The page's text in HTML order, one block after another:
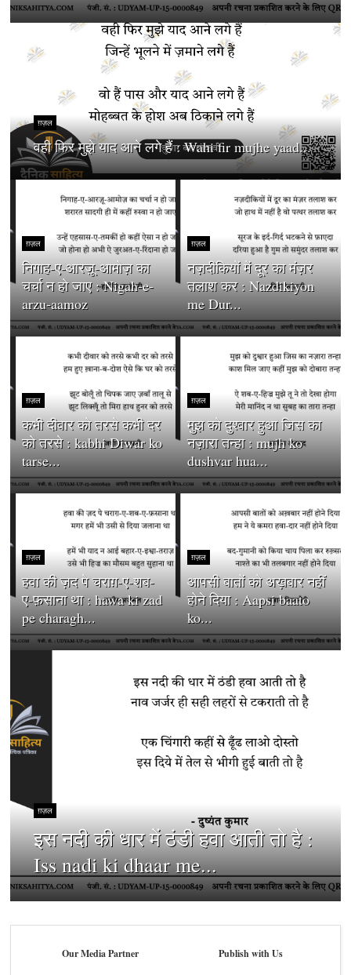
ग़ज़ल
वही फिर मुझे याद आने लगे हैं : Wahi fir mujhe yaad...
ग़ज़ल
निगाह-ए-आरज़ू-आमोज़ का
चर्चा न हो जाए : Nigah-e-
arzu-aamoz
ग़ज़ल
नज़दीकियों में दूर का मंज़र
तलाश कर : Nazdikiyon
me Dur...
ग़ज़ल
कभी दीवार को तरसे कभी दर
को तरसे : kabhi Diwar ko
tarse...
ग़ज़ल
मुझ को दुश्वार हुआ जिस का
नज़ारा तन्हा : mujh ko
dushvar hua...
ग़ज़ल
हवा की ज़द पे चराग़-ए-शब-
ए-फ़साना था : hawa ki zad
pe charagh...
ग़ज़ल
आपसी बातों को अख़बार नहीं
होने दिया : Aapsi baato
ko...
ग़ज़ल
इस नदी की धार में ठंडी हवा आती तो है :
Iss nadi ki dhaar me...
Our Media Partner Publish with Us